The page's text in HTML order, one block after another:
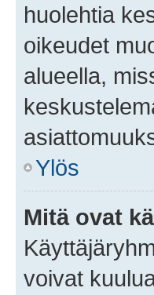
huolehtia
oikeudet
alueella,
Ylös
Mitä ovat
voivat